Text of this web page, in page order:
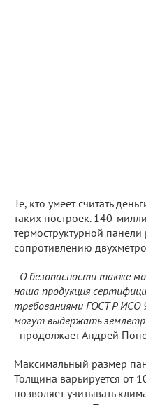
Те, кто умеет считать
таких построек. 140-
термоструктурной
сопротивлению
- О безопасности также
наша продукция
требованиями ГОСТ Р ИСО
могут выдержать
- продолжает Андрей
Максимальный размер
Толщина варьируется от
позволяет учитывать